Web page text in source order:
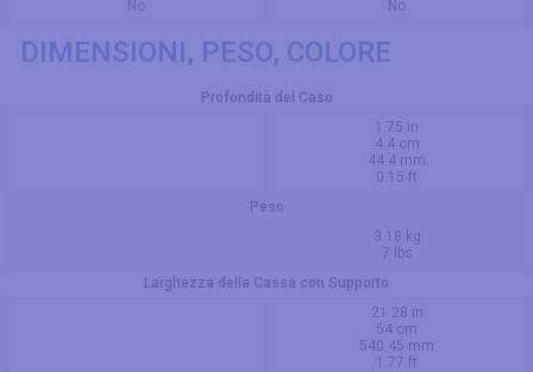
No No
DIMENSIONI, PESO, COLORE
Profondità del Caso
1.75 in
4.4 cm
44.4 mm
0.15 ft
Peso
3.18 kg
7 lbs
Larghezza della Cassa con Supporto
21.28 in
54 cm
540.45 mm
1.77 ft